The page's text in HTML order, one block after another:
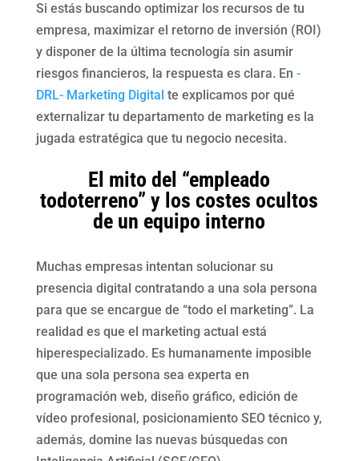
Si estás buscando optimizar los recursos de tu
empresa, maximizar el retorno de inversión (ROI)
y disponer de la última tecnología sin asumir
riesgos financieros, la respuesta es clara. En -
DRL- Marketing Digital te explicamos por qué
externalizar tu departamento de marketing es la
jugada estratégica que tu negocio necesita.
El mito del “empleado
todoterreno” y los costes ocultos
de un equipo interno
Muchas empresas intentan solucionar su
presencia digital contratando a una sola persona
para que se encargue de “todo el marketing”. La
realidad es que el marketing actual está
hiperespecializado. Es humanamente imposible
que una sola persona sea experta en
programación web, diseño gráfico, edición de
vídeo profesional, posicionamiento SEO técnico y,
además, domine las nuevas búsquedas con